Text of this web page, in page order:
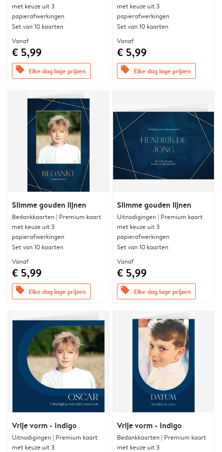
met keuze uit 3
papierafwerkingen
Set van 10 kaarten
Vanaf
€ 5,99
offers Elke dag lage prijzen
met keuze uit 3
papierafwerkingen
Set van 10 kaarten
Vanaf
€ 5,99
offers Elke dag lage prijzen
Slimme gouden lijnen
Bedankkaarten | Premium kaart
met keuze uit 3
papierafwerkingen
Set van 10 kaarten
Vanaf
€ 5,99
offers Elke dag lage prijzen
Slimme gouden lijnen
Uitnodigingen | Premium kaart
met keuze uit 3
papierafwerkingen
Set van 10 kaarten
Vanaf
€ 5,99
offers Elke dag lage prijzen
Vrije vorm - Indigo
Uitnodigingen | Premium kaart
met keuze uit 3
Vrije vorm - Indigo
Bedankkaarten | Premium kaart
met keuze uit 3